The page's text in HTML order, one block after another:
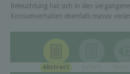
Beleuchtung hat sich in den
Konsumverhalten ebenfalls massiv
Abstract